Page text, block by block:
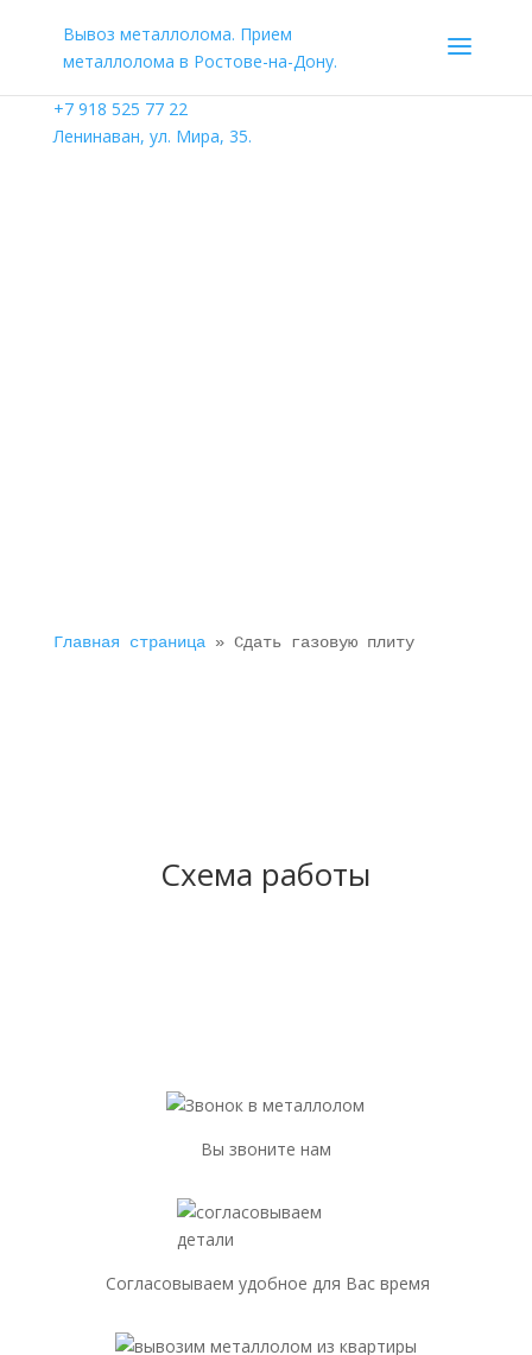
Вывоз металлолома. Прием
металлолома в Ростове-на-Дону.
+7 918 525 77 22
Ленинаван, ул. Мира, 35.
Главная страница » Сдать газовую плиту
Схема работы
Вы звоните нам
Согласовываем удобное для Вас время